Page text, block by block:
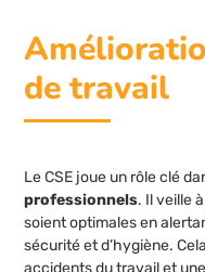
de travail
Le CSE joue un rôle clé
professionnels. Il veille
soient optimales en
sécurité et d’hygiène.
accidents du travail et